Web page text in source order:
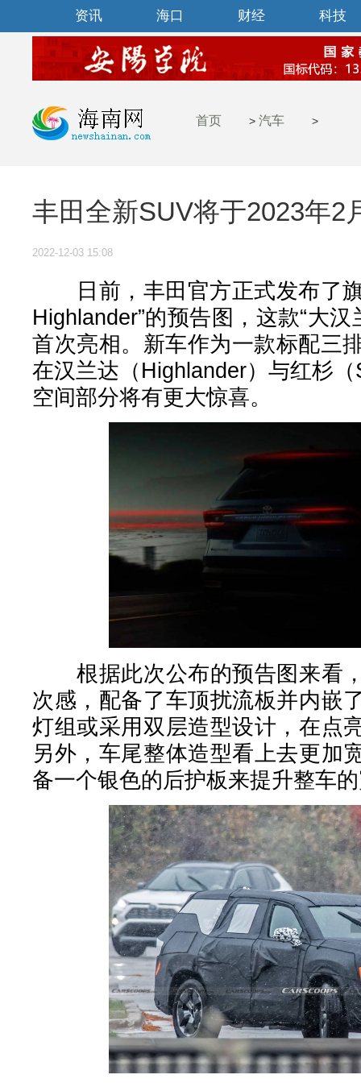
资讯 海口 财经 科技
时尚 汽车 区块
首页 > 汽车 >
丰田全新SUV将于2023年2
2022-12-03 15:08
日前，丰田官方正式发布了
Highlander”的预告图，这款“大
首次亮相。新车作为一款标配三
在汉兰达（Highlander）与红杉
空间部分将有更大惊喜。
根据此次公布的预告图来看
次感，配备了车顶扰流板并内嵌
灯组或采用双层造型设计，在点
另外，车尾整体造型看上去更加
备一个银色的后护板来提升整车